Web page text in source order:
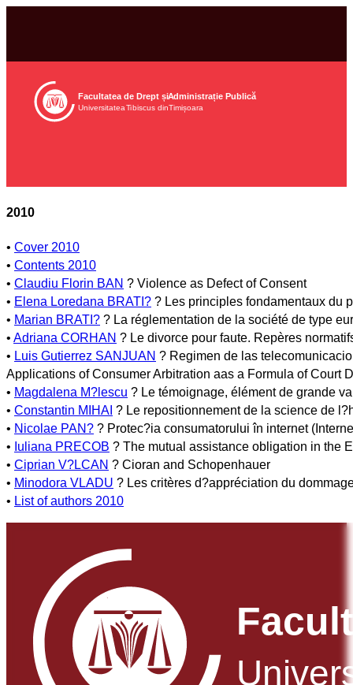
Universitatea Tibiscus din Timișoara
Facultatea de Drept și Administrație Publică
2010
• Cover 2010
• Contents 2010
• Claudiu Florin BAN ? Violence as Defect of Consent
• Elena Loredana BRATI? ? Les principles fondamentaux du
• Marian BRATI? ? La réglementation de la société de type
• Adriana CORHAN ? Le divorce pour faute. Repères
• Luis Gutierrez SANJUAN ? Regimen de las
Applications of Consumer Arbitration aas a Formula of Court
• Magdalena M?lescu ? Le témoignage, élément de grande
• Constantin MIHAI ? Le repositionnement de la science de
• Nicolae PAN? ? Protec?ia consumatorului în internet
• Iuliana PRECOB ? The mutual assistance obligation in the
• Ciprian V?LCAN ? Cioran and Schopenhauer
• Minodora VLADU ? Les critères d?appréciation du
• List of authors 2010